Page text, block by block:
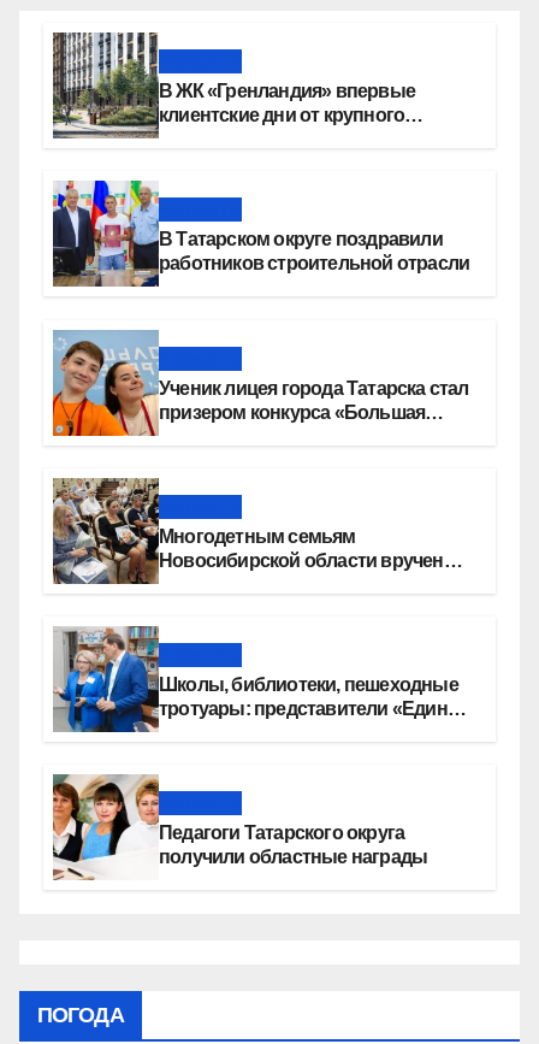
В ЖК «Гренландия» впервые
клиентские дни от крупного
В Татарском округе поздравили
работников строительной отрасли
Ученик лицея города Татарска стал
призером конкурса «Большая
Многодетным семьям
Новосибирской области вручены
Школы, библиотеки, пешеходные
тротуары: представители «Единой
Педагоги Татарского округа
получили областные награды
ПОГОДА